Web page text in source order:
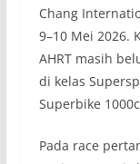
Chang
9–10 Mei 2026.
AHRT masih
di kelas
Superbike
Pada race